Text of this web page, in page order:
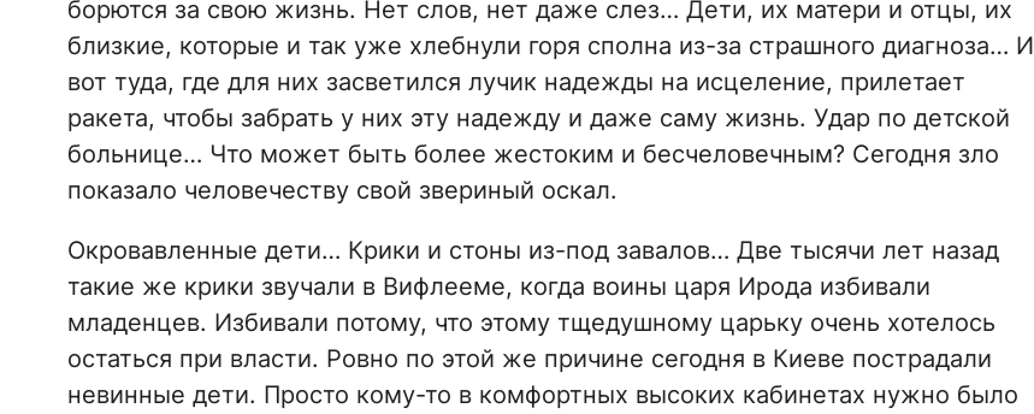
борются за свою жизнь. Нет слов, нет даже слез… Дети, их матери и отцы, их
близкие, которые и так уже хлебнули горя сполна из-за страшного диагноза… И
вот туда, где для них засветился лучик надежды на исцеление, прилетает
ракета, чтобы забрать у них эту надежду и даже саму жизнь. Удар по детской
больнице… Что может быть более жестоким и бесчеловечным? Сегодня зло
показало человечеству свой звериный оскал.
Окровавленные дети… Крики и стоны из-под завалов… Две тысячи лет назад
такие же крики звучали в Вифлееме, когда воины царя Ирода избивали
младенцев. Избивали потому, что этому тщедушному царьку очень хотелось
остаться при власти. Ровно по этой же причине сегодня в Киеве пострадали
невинные дети. Просто кому-то в комфортных высоких кабинетах нужно было